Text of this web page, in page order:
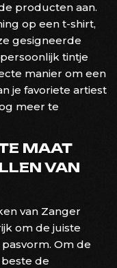
producten aan.
op een t-shirt,
gesigneerde
tintje
manier om een
je favoriete artiest
meer te
MAAT
VAN
van Zanger
om de juiste
Om de
de